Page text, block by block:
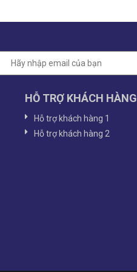
HỖ TRỢ KHÁCH HÀNG
Hỗ trợ khách hàng 1
Hỗ trợ khách hàng 2